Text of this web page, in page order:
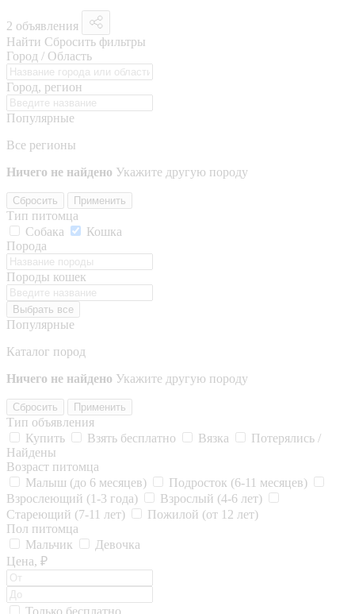
2 объявления
Найти Сбросить фильтры
Город / Область
Город, регион
Популярные
Все регионы
Ничего не найдено Укажите другую породу
Сбросить Применить
Тип питомца
Собака
Кошка
Порода
Породы кошек
Выбрать все
Популярные
Каталог пород
Ничего не найдено Укажите другую породу
Сбросить Применить
Тип объявления
Купить
Взять бесплатно Вязка
Потерялись /
Найдены
Возраст питомца
Малыш (до 6 месяцев)
Подросток (6-11 месяцев)
Взрослеющий (1-3 года)
Взрослый (4-6 лет)
Стареющий (7-11 лет)
Пожилой (от 12 лет)
Пол питомца
Мальчик
Девочка
Цена, ₽
Только бесплатно